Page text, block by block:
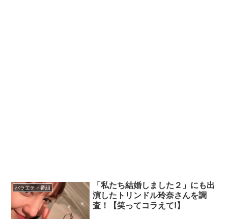
バラエティ番組
「私たち結婚しました２」にも出
演したトリンドル玲奈さんを調
査！【笑ってコラえて!】